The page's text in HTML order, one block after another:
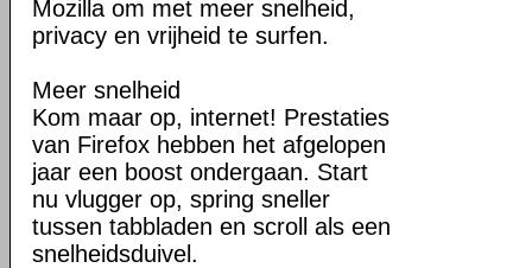
Mozilla om met meer snelheid,
privacy en vrijheid te surfen.
Meer snelheid
Kom maar op, internet! Prestaties
van Firefox hebben het afgelopen
jaar een boost ondergaan. Start
nu vlugger op, spring sneller
tussen tabbladen en scroll als een
snelheidsduivel.